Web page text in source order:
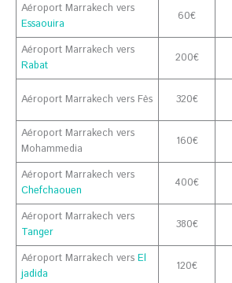
Aéroport Marrakech vers
Essaouira
60€
Aéroport Marrakech vers
Rabat
200€
Aéroport Marrakech vers Fès 320€
Aéroport Marrakech vers
Mohammedia
160€
Aéroport Marrakech vers
Chefchaouen
400€
Aéroport Marrakech vers
Tanger
380€
Aéroport Marrakech versEl
jadida
120€